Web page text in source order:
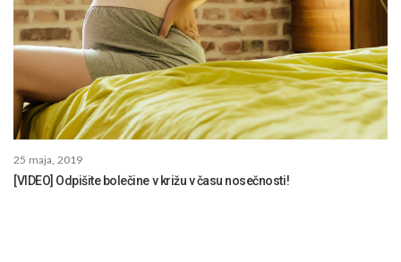
25 maja, 2019
[VIDEO] Odpišite bolečine v križu v času nosečnosti!